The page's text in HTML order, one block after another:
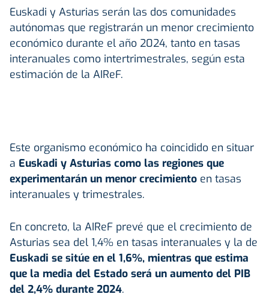
Euskadi y Asturias serán las dos comunidades
autónomas que registrarán un menor crecimiento
económico durante el año 2024, tanto en tasas
interanuales como intertrimestrales, según esta
estimación de la AIReF.
Este organismo económico ha coincidido en situar
a Euskadi y Asturias como las regiones que
experimentarán un menor crecimiento en tasas
interanuales y trimestrales.
En concreto, la AIReF prevé que el crecimiento de
Asturias sea del 1,4% en tasas interanuales y la de
Euskadi se sitúe en el 1,6%, mientras que estima
que la media del Estado será un aumento del PIB
del 2,4% durante 2024.